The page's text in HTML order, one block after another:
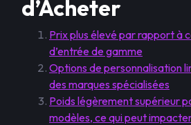
d’Acheter
Prix plus élevé par rapport à
d’entrée de gamme
Options de personnalisation
des marques spécialisées
Poids légèrement supérieur
modèles, ce qui peut